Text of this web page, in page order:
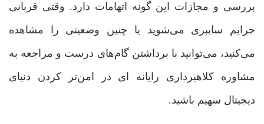
بررسی و مجازات این گونه اتهامات دارد. وقتی قربانی
جرایم سایبری می‌شوید یا چنین وضعیتی را مشاهده
می‌کنید، می‌توانید با برداشتن گام‌های درست و مراجعه به
مشاوره کلاهبرداری رایانه ای در امن‌تر کردن دنیای
دیجیتال سهیم باشید.